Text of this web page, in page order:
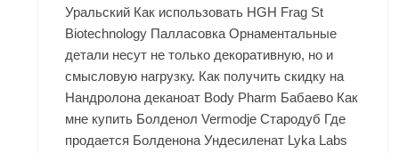
Уральский Как использовать HGH Frag St
Biotechnology Палласовка Орнаментальные
детали несут не только декоративную, но и
смысловую нагрузку. Как получить скидку на
Нандролона деканоат Body Pharm Бабаево Как
мне купить Болденол Vermodje Стародуб Где
продается Болденона Ундесиленат Lyka Labs